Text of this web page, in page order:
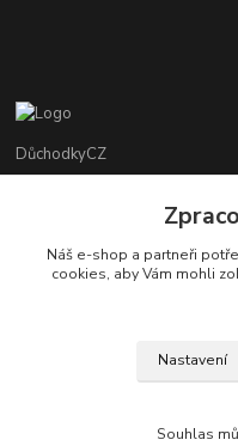
DůchodkyCZ
+420 412384749
objednavky@duchodky.cz
Náš e-shop a partneři
cookies, aby Vám mohli
Nastavení
Souhlas